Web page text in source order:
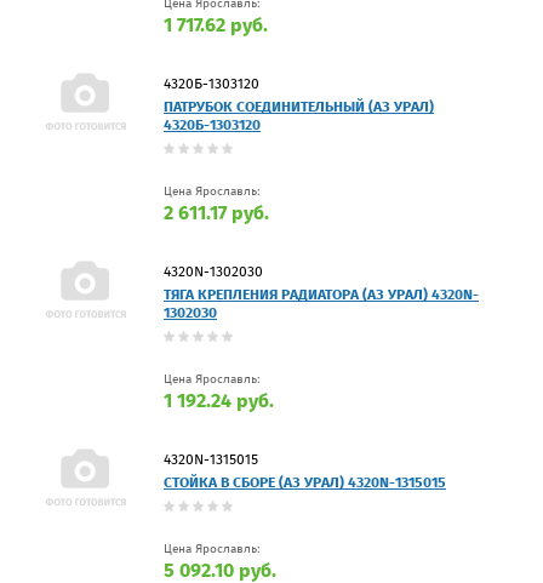
Цена Ярославль:
1 717.62 руб.
4320Б-1303120
ПАТРУБОК СОЕДИНИТЕЛЬНЫЙ (АЗ УРАЛ)
4320Б-1303120
Цена Ярославль:
2 611.17 руб.
4320N-1302030
ТЯГА КРЕПЛЕНИЯ РАДИАТОРА (АЗ УРАЛ) 4320N-
1302030
Цена Ярославль:
1 192.24 руб.
4320N-1315015
СТОЙКА В СБОРЕ (АЗ УРАЛ) 4320N-1315015
Цена Ярославль:
5 092.10 руб.